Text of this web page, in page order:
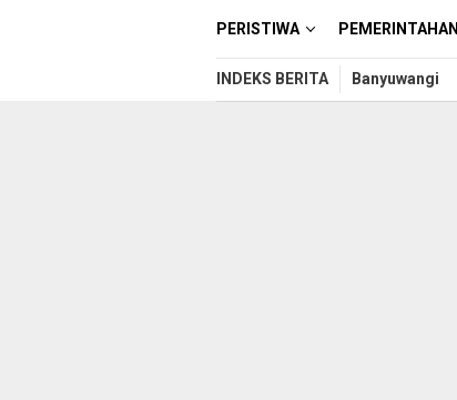
PERISTIWA PEMERINTAHAN
INDEKS BERITA Banyuwangi